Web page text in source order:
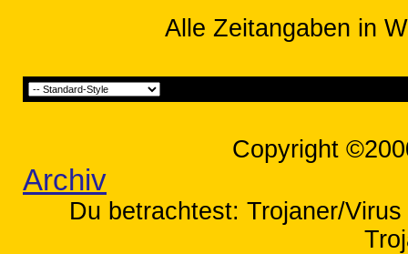
Alle Zeitangaben in
Copyright
Archiv
Du betrachtest: Trojaner/